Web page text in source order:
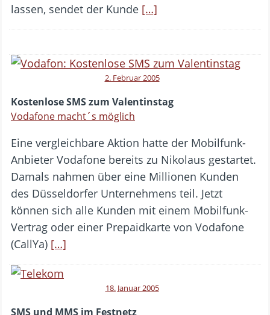
lassen, sendet der Kunde […]
2. Februar 2005
Kostenlose SMS zum Valentinstag
Vodafone macht´s möglich
Eine vergleichbare Aktion hatte der Mobilfunk-
Anbieter Vodafone bereits zu Nikolaus gestartet.
Damals nahmen über eine Millionen Kunden
des Düsseldorfer Unternehmens teil. Jetzt
können sich alle Kunden mit einem Mobilfunk-
Vertrag oder einer Prepaidkarte von Vodafone
(CallYa) […]
18. Januar 2005
SMS und MMS im Festnetz